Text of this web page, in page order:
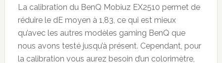
La calibration du BenQ Mobiuz EX2510 permet de
réduire le dE moyen à 1,83, ce qui est mieux
qu’avec les autres modèles gaming BenQ que
nous avons testé jusqu’à présent. Cependant, pour
la calibration vous aurez besoin d’un colorimètre,